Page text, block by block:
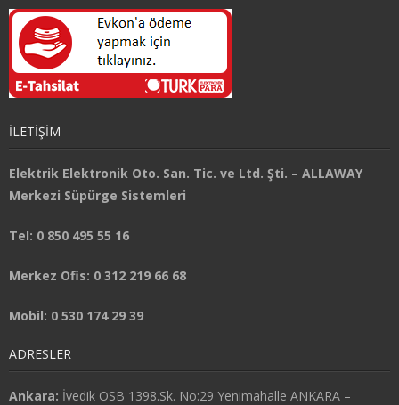
İLETİŞİM
Elektrik Elektronik Oto. San. Tic. ve Ltd. Şti. – ALLAWAY
Merkezi Süpürge Sistemleri
Tel: 0 850 495 55 16
Merkez Ofis: 0 312 219 66 68
Mobil: 0 530 174 29 39
ADRESLER
Ankara: İvedik OSB 1398.Sk. No:29 Yenimahalle ANKARA –